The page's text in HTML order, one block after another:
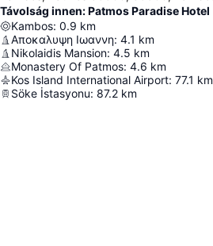
Távolság innen: Patmos Paradise Hotel
Kambos: 0.9 km
Αποκαλυψη Ιωαννη: 4.1 km
Nikolaidis Mansion: 4.5 km
Monastery Of Patmos: 4.6 km
Kos Island International Airport: 77.1 km
Söke İstasyonu: 87.2 km